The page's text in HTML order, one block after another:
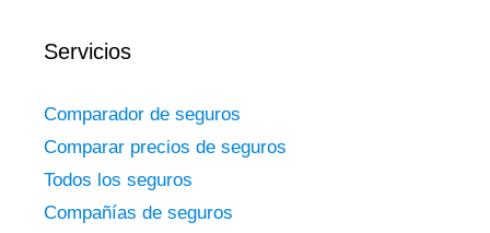
Servicios
Comparador de seguros
Comparar precios de seguros
Todos los seguros
Compañías de seguros